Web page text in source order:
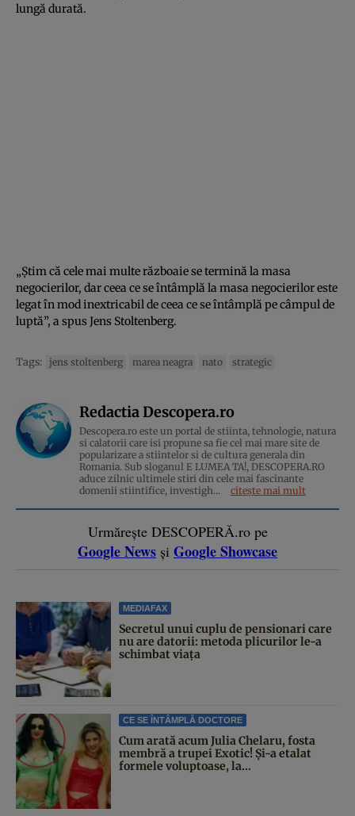
lungă durată.
„Știm că cele mai multe războaie se termină la masa
negocierilor, dar ceea ce se întâmplă la masa negocierilor este
legat în mod inextricabil de ceea ce se întâmplă pe câmpul de
luptă”, a spus Jens Stoltenberg.
Tags: jens stoltenberg marea neagra nato strategic
Redactia Descopera.ro
Descopera.ro este un portal de stiinta, tehnologie, natura
si calatorii care isi propune sa fie cel mai mare site de
popularizare a stiintelor si de cultura generala din
Romania. Sub sloganul E LUMEA TA!, DESCOPERA.RO
aduce zilnic ultimele stiri din cele mai fascinante
domenii stiintifice, investigh...
citește mai mult
Urmărește DESCOPERĂ.ro pe
Google News și Google Showcase
MEDIAFAX
Secretul unui cuplu de pensionari care
nu are datorii: metoda plicurilor le-a
schimbat viața
CE SE ÎNTÂMPLĂ DOCTORE
Cum arată acum Julia Chelaru, fosta
membră a trupei Exotic! Și-a etalat
formele voluptoase, la...